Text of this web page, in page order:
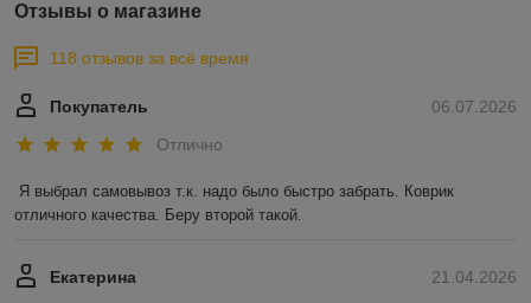
Отзывы о магазине
118 отзывов за всё время
06.07.2026
Покупатель
Отлично
Я выбрал самовывоз т.к. надо было быстро забрать. Коврик
отличного качества. Беру второй такой.
21.04.2026
Екатерина